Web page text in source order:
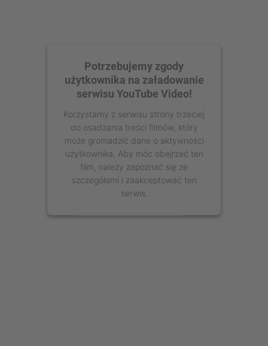
Potrzebujemy zgody
użytkownika na załadowanie
serwisu YouTube Video!
Korzystamy z serwisu strony trzeciej
do osadzania treści filmów, który
może gromadzić dane o aktywności
użytkownika. Aby móc obejrzeć ten
film, należy zapoznać się ze
szczegółami i zaakceptować ten
serwis.